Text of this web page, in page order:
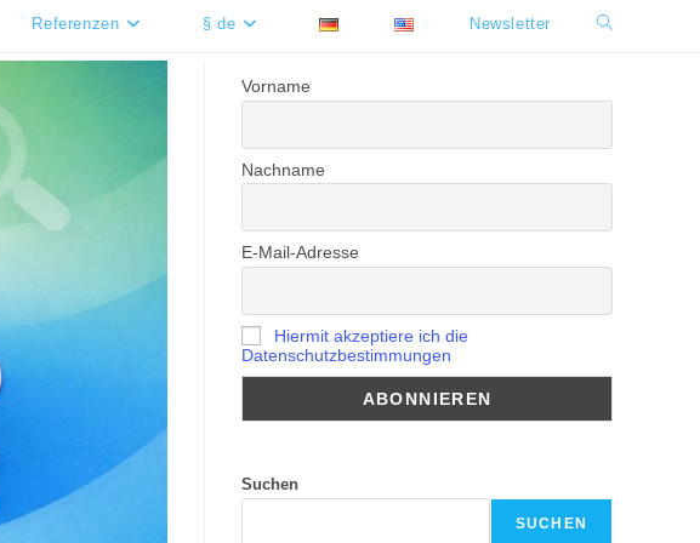
Referenzen § de Newsletter Website-
Vorname
Nachname
E-Mail-Adresse
Hiermit akzeptiere ich die
Datenschutzbestimmungen
Suchen
SUCHEN